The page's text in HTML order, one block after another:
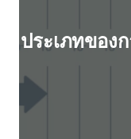
ประเภทของ